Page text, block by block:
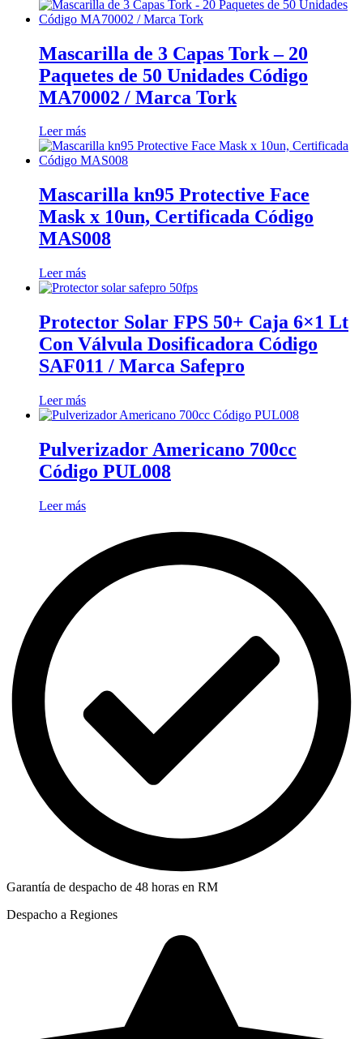
Mascarilla de 3 Capas Tork – 20
Paquetes de 50 Unidades Código
MA70002 / Marca Tork
Leer más
Mascarilla kn95 Protective Face
Mask x 10un, Certificada Código
MAS008
Leer más
Protector Solar FPS 50+ Caja 6×1 Lt
Con Válvula Dosificadora Código
SAF011 / Marca Safepro
Leer más
Pulverizador Americano 700cc
Código PUL008
Leer más
Garantía de despacho de 48 horas en RM
Despacho a Regiones